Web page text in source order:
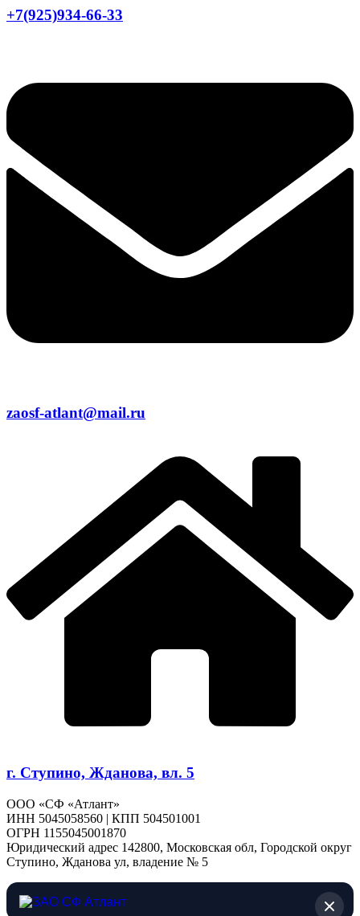
+7(925)934-66-33
zaosf-atlant@mail.ru
г. Ступино, Жданова, вл. 5
ООО «СФ «Атлант»
ИНН 5045058560 | КПП 504501001
ОГРН 1155045001870
Юридический адрес 142800, Московская обл, Городской округ
Ступино, Жданова ул, владение № 5